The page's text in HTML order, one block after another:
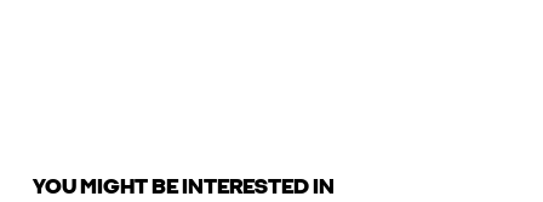
YOU MIGHT BE INTERESTED IN